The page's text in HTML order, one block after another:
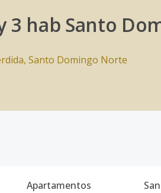
3 hab Santo
, Santo Domingo Norte
Apartamentos